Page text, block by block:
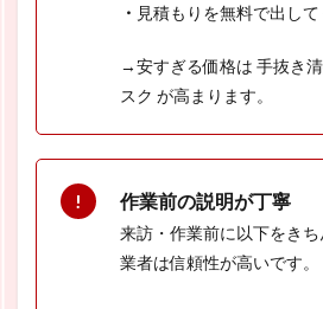
・ 見積もりを無料で出し
→安すぎる価格は 手抜き
スク が高まります。
作業前の説明が丁寧
来訪・作業前に以下をき
業者は信頼性が高いです。